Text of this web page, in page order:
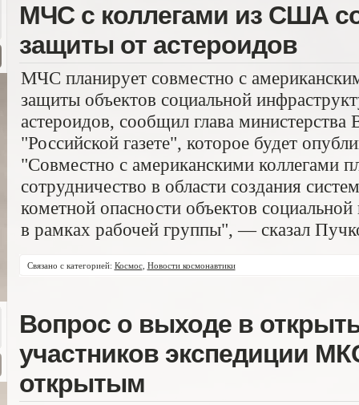
МЧС с коллегами из США
защиты от астероидов
МЧС планирует совместно с
защиты объектов социальной
астероидов, сообщил глава
"Российской газете", которое будет
"Совместно с американскими коллегами
сотрудничество в области создания
кометной опасности объектов
в рамках рабочей группы", — сказал
Связано с категорией: Космос, Новости космонавтики
Вопрос о выходе в
участников экспедиции
открытым